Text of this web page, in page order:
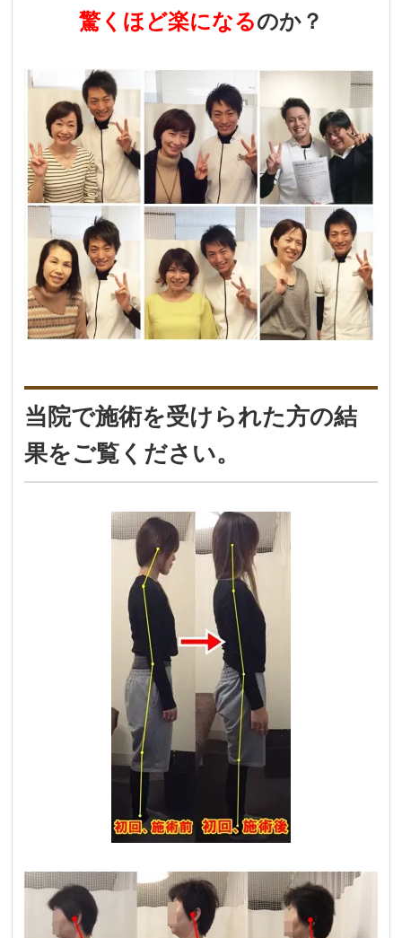
驚くほど楽になるのか？
当院で施術を受けられた方の結
果をご覧ください。